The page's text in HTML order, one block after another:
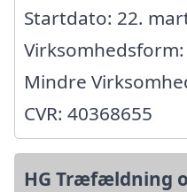
Startdato: 22.
Mindre
CVR: 40368655
HG Træfældning